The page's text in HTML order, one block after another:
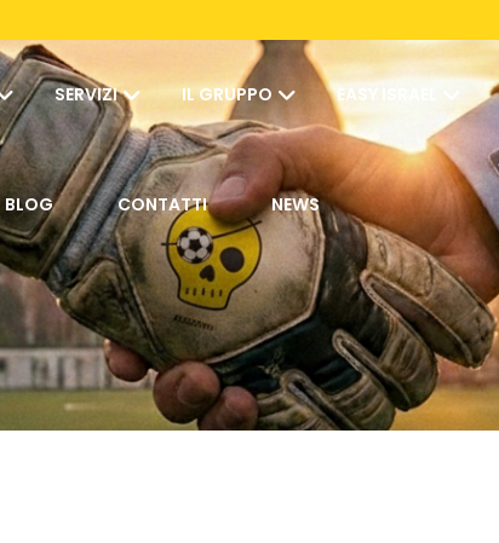
SERVIZI IL GRUPPO EASY ISRAEL
BLOG CONTATTI NEWS